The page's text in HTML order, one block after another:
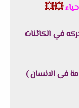
💥💥
في الكائنات
فى الانسان )